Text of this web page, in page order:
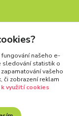
našeho e-
sledování statistik o
vašeho
či zobrazení reklam
využití cookies